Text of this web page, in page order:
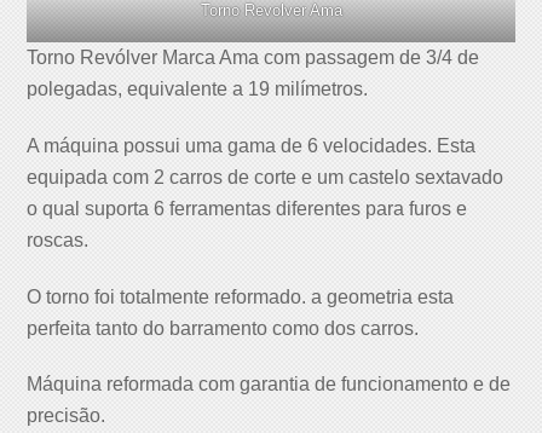
Torno Revolver Ama
Torno Revólver Marca Ama com passagem de 3/4 de
polegadas, equivalente a 19 milímetros.
A máquina possui uma gama de 6 velocidades. Esta
equipada com 2 carros de corte e um castelo sextavado
o qual suporta 6 ferramentas diferentes para furos e
roscas.
O torno foi totalmente reformado. a geometria esta
perfeita tanto do barramento como dos carros.
Máquina reformada com garantia de funcionamento e de
precisão.